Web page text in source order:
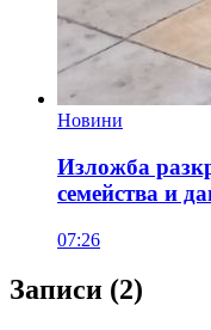
Новини
Изложба
семейства и
07:26
Записи (2)